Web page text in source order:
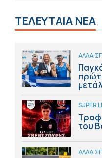
ΤΕΛΕΥΤΑΙΑ ΝΕΑ
ΑΛΛΑ
SUPER
του
ΑΛΛΑ